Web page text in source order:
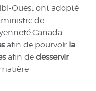
Ouest ont adopté
de
Canada
afin de pourvoirla
afin de desservir